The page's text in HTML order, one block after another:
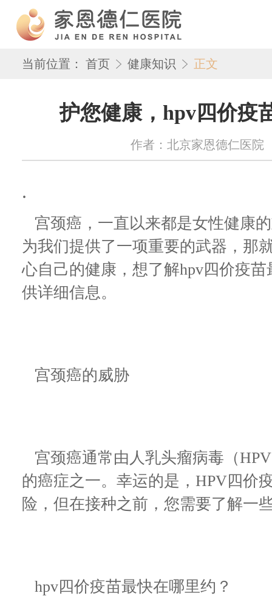
当前位置： 首页 健康知识 正文
护您健康，hpv四价疫
作者：北京家恩德仁医院
.
宫颈癌，一直以来都是女性健康
为我们提供了一项重要的武器，那
心自己的健康，想了解hpv四价疫
供详细信息。
宫颈癌的威胁
宫颈癌通常由人乳头瘤病毒（
的癌症之一。幸运的是，HPV四价
险，但在接种之前，您需要了解一
hpv四价疫苗最快在哪里约？